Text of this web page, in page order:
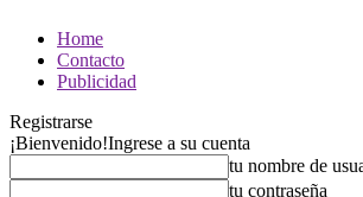
Home
Contacto
Publicidad
Registrarse
¡Bienvenido!Ingrese a su cuenta
tu nombre de
tu contraseña